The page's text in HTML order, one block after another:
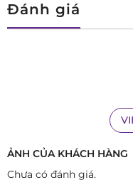
Đánh giá
ẢNH CỦA KHÁCH HÀNG
Chưa có đánh giá.